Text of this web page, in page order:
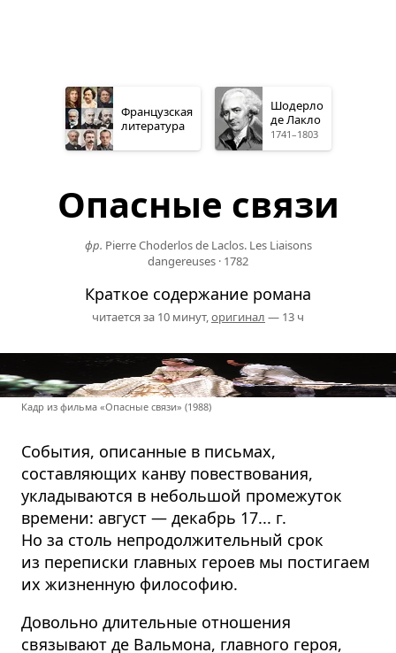
Французская
литература
Шодерло
де Лакло
1741–1803
Опасные связи
фр. Pierre Choderlos de Laclos. Les Liaisons
dangereuses · 1782
Краткое содержание романа
читается за 10 минут,оригинал — 13 ч
Кадр из фильма «Опасные связи» (1988)
События, описанные в письмах,
составляющих канву повествования,
укладываются в небольшой промежуток
времени: август — декабрь 17... г.
Но за столь непродолжительный срок
из переписки главных героев мы постигаем
их жизненную философию.
Довольно длительные отношения
связывают де Вальмона, главного героя,